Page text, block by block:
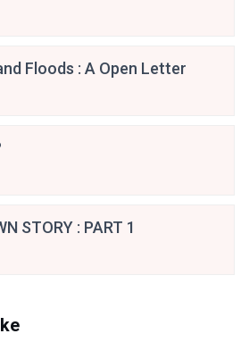
Floods : A Open Letter
LOCKDOWN STORY : PART 1